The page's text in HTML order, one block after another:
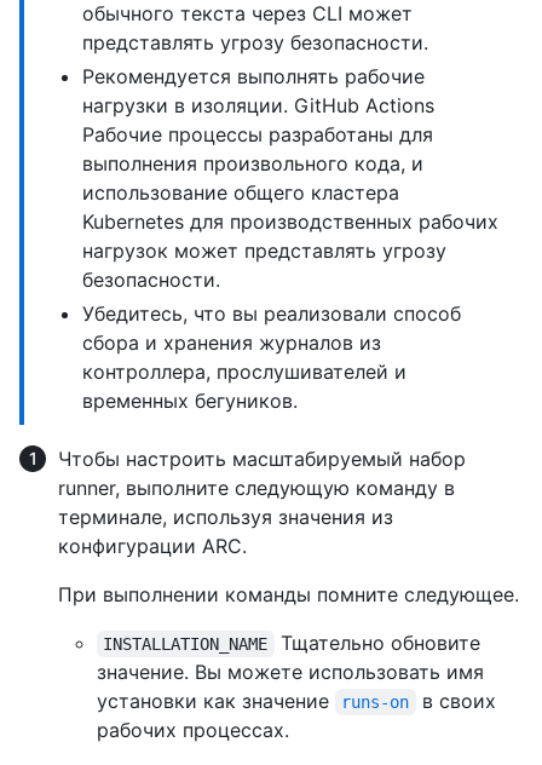
обычного текста через CLI может
представлять угрозу безопасности.
Рекомендуется выполнять рабочие
нагрузки в изоляции. GitHub Actions
Рабочие процессы разработаны для
выполнения произвольного кода, и
использование общего кластера
Kubernetes для производственных рабочих
нагрузок может представлять угрозу
безопасности.
Убедитесь, что вы реализовали способ
сбора и хранения журналов из
контроллера, прослушивателей и
временных бегуников.
Чтобы настроить масштабируемый набор
runner, выполните следующую команду в
терминале, используя значения из
конфигурации ARC.
При выполнении команды помните следующее.
INSTALLATION_NAME
Тщательно обновите
значение. Вы можете использовать имя
установки как значение
runs-on
в своих
рабочих процессах.